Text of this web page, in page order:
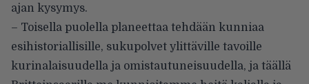
ajan kysymys.
– Toisella puolella planeettaa tehdään kunniaa
esihistoriallisille, sukupolvet ylittäville tavoille
kurinalaisuudella ja omistautuneisuudella, ja täällä